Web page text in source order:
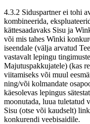
4.3.2 Siduspartner ei tohi
kombineerida,
kättesaadavaks Sisu ja
või mis tahes Winki
iseendale (välja arvatud
vastavalt lepingu
Majutuspakkujatele) (kas
viitamiseks või muul
ning/või kolmandate
käesolevas lepingus
moonutada, luua tuletatud
Sisu (otse või kaudselt)
konkurendi veebisaidile.